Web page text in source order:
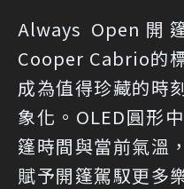
Always Open開
Cooper Cabrio的
成為值得珍藏的時
象化。OLED圓形
篷時間與當前氣溫
賦予開篷駕馭更多